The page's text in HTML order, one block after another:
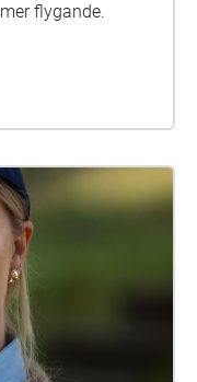
flygande.